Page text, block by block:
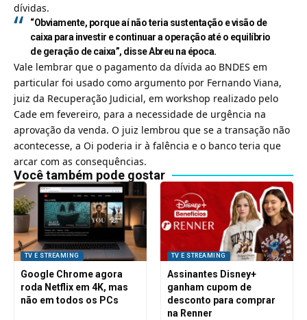
dívidas.
“Obviamente, porque aí não teria sustentação e visão de
caixa para investir e continuar a operação até o equilíbrio
de geração de caixa”, disse Abreu na época.
Vale lembrar que o pagamento da dívida ao BNDES em
particular foi usado como argumento por Fernando Viana,
juiz da Recuperação Judicial, em workshop realizado pelo
Cade em fevereiro, para a necessidade de urgência na
aprovação da venda. O juiz lembrou que se a transação não
acontecesse, a Oi poderia ir à falência e o banco teria que
arcar com as consequências.
Você também pode gostar
TV E STREAMING
Google Chrome agora
roda Netflix em 4K, mas
não em todos os PCs
TV E STREAMING
Assinantes Disney+
ganham cupom de
desconto para comprar
na Renner